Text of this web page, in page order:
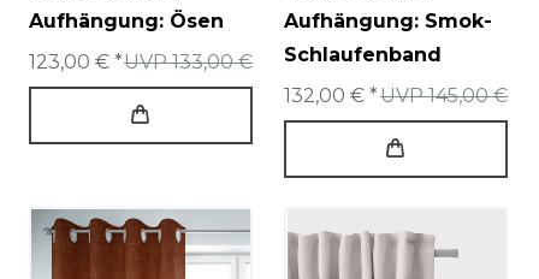
Aufhängung: Ösen
UVP 133,00 €
123,00 € *
Aufhängung: Smok-
Schlaufenband
UVP 145,00 €
132,00 € *